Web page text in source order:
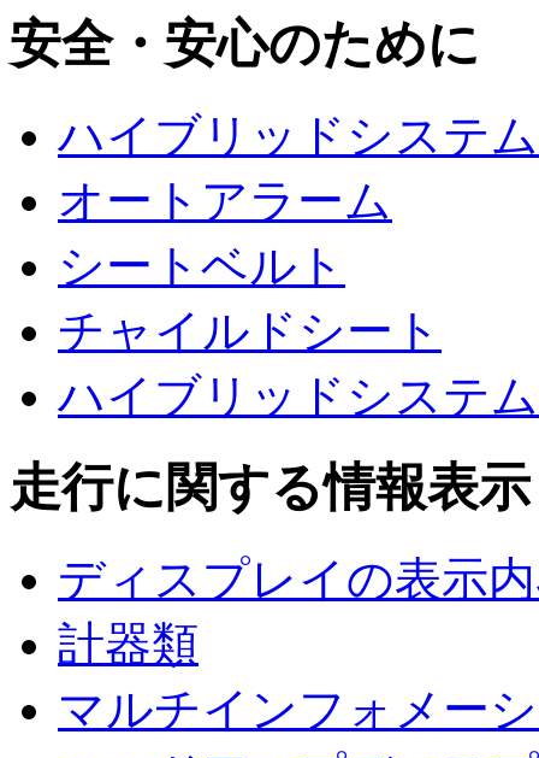
安全・安心のために
ハイブリッドシステ
オートアラーム
シートベルト
チャイルドシート
ハイブリッドシステ
走行に関する情報表示
ディスプレイの表示
計器類
マルチインフォメー